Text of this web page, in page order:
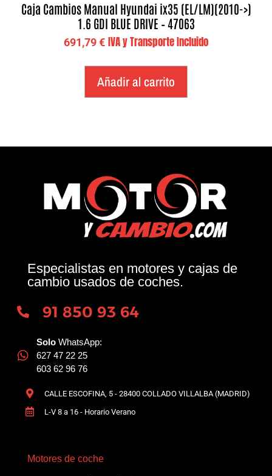
Caja Cambios Manual Hyundai ix35 (EL/LM)(2010->)
1.6 GDI BLUE DRIVE – 47063
691,79€ IVA y Transporte Incluido
Añadir al carrito
Especialistas en motores y cajas de
cambio usados de coches.
91 850 93 64
Solo WhatsApp:
627 47 22 25
603 62 96 76
CALLE ESCOFINA, 5 - 28400 COLLADO VILLALBA (MADRID)
L-V 8 a 16 - Horario Verano
Motores de coche